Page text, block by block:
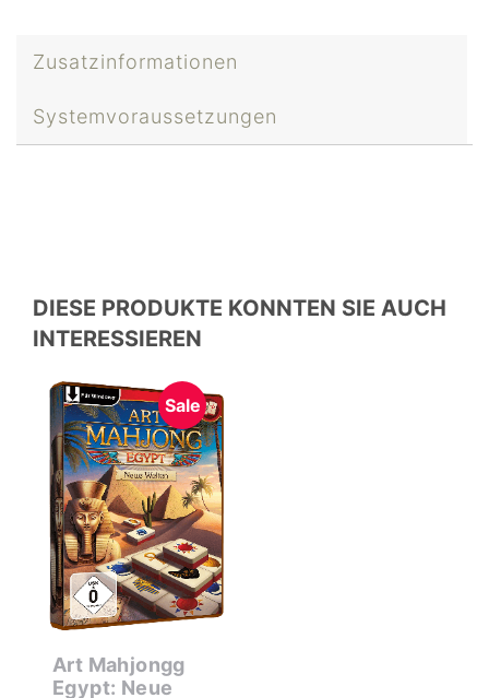
Zusatzinformationen
Systemvoraussetzungen
DIESE PRODUKTE KONNTEN SIE AUCH
INTERESSIEREN
Sale
Art Mahjongg
Egypt: Neue